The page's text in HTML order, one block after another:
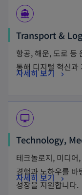
directions_boat
Transport &
항공, 해운, 도로 등
통해 디지털 혁신
자세히 보기
desktop_windows
Technology,
테크놀로지, 미디어
경험과 노하우를
성장을 지원합니다.
자세히 보기